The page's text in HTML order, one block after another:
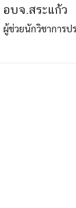
อบจ.สระแก้ว
ผู้ช่วยนักวิชาการป